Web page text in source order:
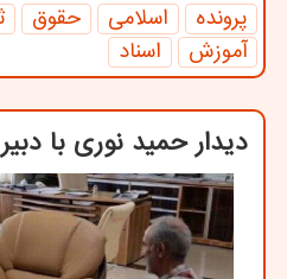
پرونده اسلامی حقوق
آموزش
اسناد
دیدار حمید نوری با